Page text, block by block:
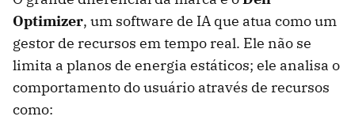
Optimizer, um software de IA que atua como um
gestor de recursos em tempo real. Ele não se
limita a planos de energia estáticos; ele analisa o
comportamento do usuário através de recursos
como: